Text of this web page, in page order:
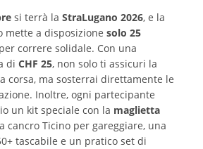
si terrà la StraLugano 2026, e la
mette a disposizione solo 25
correre solidale. Con una
di CHF 25, non solo ti assicuri la
corsa, ma sosterrai direttamente le
Inoltre, ogni partecipante
un kit speciale con la maglietta
cancro Ticino per gareggiare, una
tascabile e un pratico set di